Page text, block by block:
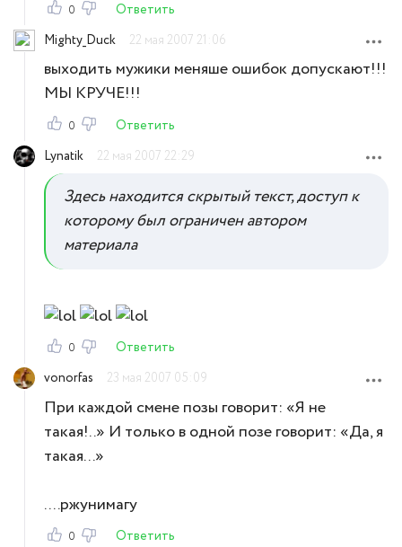
0
Ответить
Mighty_Duck
22 мая 2007 21:06
выходить мужики меняше ошибок допускают!!!
МЫ КРУЧЕ!!!
0
Ответить
Lynatik
22 мая 2007 22:29
Здесь находится скрытый текст, доступ к
которому был ограничен автором
материала
0
Ответить
vonorfas
23 мая 2007 05:09
При каждой смене позы говорит: «Я не
такая!..» И только в одной позе говорит: «Да, я
такая...»
....ржунимагу
0
Ответить